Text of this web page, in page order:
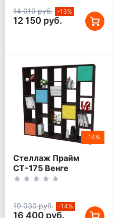
14 010 руб. -13%
12 150 руб.
-14%
Стеллаж Прайм
СТ-175 Венге
19 030 руб. -14%
16 400 руб.